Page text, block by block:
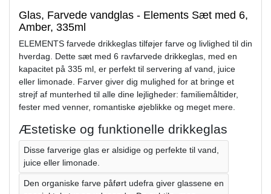
Glas, Farvede vandglas - Elements Sæt med 6,
Amber, 335ml
ELEMENTS farvede drikkeglas tilføjer farve og livlighed til din
hverdag. Dette sæt med 6 ravfarvede drikkeglas, med en
kapacitet på 335 ml, er perfekt til servering af vand, juice
eller limonade. Farver giver dig mulighed for at bringe et
strejf af munterhed til alle dine lejligheder: familiemåltider,
fester med venner, romantiske øjeblikke og meget mere.
Æstetiske og funktionelle drikkeglas
Disse farverige glas er alsidige og perfekte til vand,
juice eller limonade.
Den organiske farve påført udefra giver glassene en